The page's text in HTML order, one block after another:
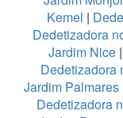
Kemel |
Dedetizadora
Jardim Nice|
Dedetizadora
Jardim Palmares
Dedetizadora